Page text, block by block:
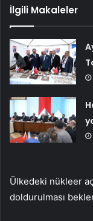
İlgili Makaleler
Ülkedeki nükleer
doldurulması